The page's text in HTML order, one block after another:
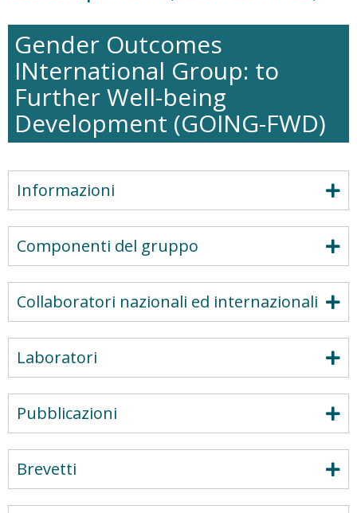
Gender Outcomes
INternational Group: to
Further Well-being
Development (GOING-FWD)
Informazioni
Componenti del gruppo
Collaboratori nazionali ed internazionali
Laboratori
Pubblicazioni
Brevetti